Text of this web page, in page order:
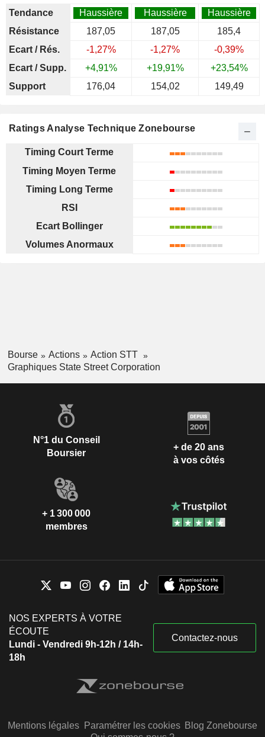
Tendance
Haussière Haussière
Haussière
Résistance
187,05 187,05
185,4
Ecart / Rés.
-1,27% -1,27%
-0,39%
Ecart / Supp.
+4,91% +19,91%
+23,54%
Support
176,04 154,02 149,49
Ratings Analyse Technique Zonebourse
Timing Court Terme
Timing Moyen Terme
Timing Long Terme
RSI
Ecart Bollinger
Volumes Anormaux
Bourse Actions
Action STT
Graphiques State Street Corporation
N°1 du Conseil
Boursier
+ de 20 ans
à vos côtés
+ 1 300 000
membres
NOS EXPERTS À VOTRE
ÉCOUTE
Lundi - Vendredi 9h-12h / 14h-
18h
Contactez-nous
Mentions légales Paramétrer les cookies Blog Zonebourse